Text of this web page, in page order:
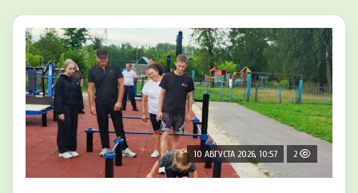
10 АВГУСТА 2026, 10:57 2